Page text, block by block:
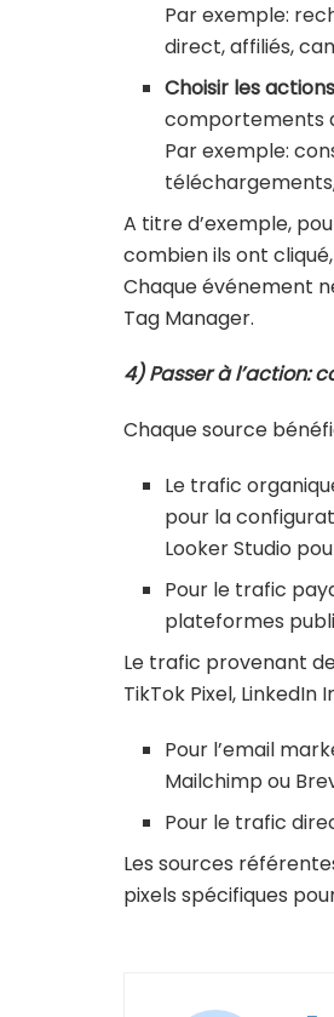
Par exemple:
direct, affiliés,
Choisir les
comportements
Par exemple:
A titre d’exemple,
combien ils ont
Chaque événement
Tag Manager.
4) Passer à l’action:
Chaque source
Le trafic
pour la
Looker Studio
Pour le trafic
plateformes
Le trafic provenant
TikTok Pixel,
Pour l’email
Mailchimp ou
Pour le trafic
Les sources
pixels spécifiques